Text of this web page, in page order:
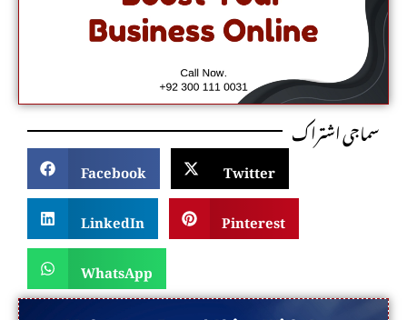
سماجی اشتراک
Facebook
Twitter
LinkedIn
Pinterest
WhatsApp